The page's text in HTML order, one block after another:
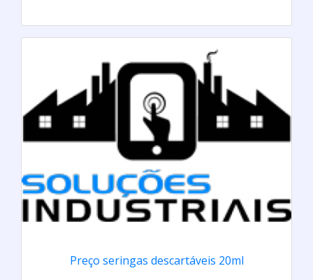
Preço seringas descartáveis 20ml